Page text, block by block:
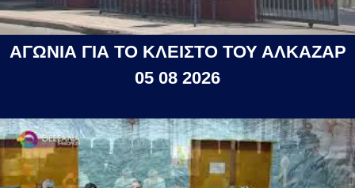
ΑΓΩΝΙΑ ΓΙΑ ΤΟ ΚΛΕΙΣΤΟ ΤΟΥ ΑΛΚΑΖΑΡ
05 08 2026